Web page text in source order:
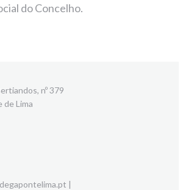
do Concelho.
nº 379
Lima
|